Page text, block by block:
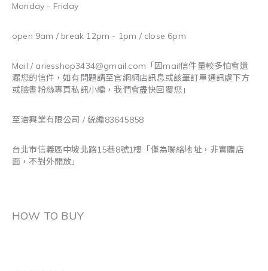
Monday - Friday
open 9am / break 12pm - 1pm / close 6pm
Mail / ariesshop3434@gmail.com 「因mail信件量較多怕會遺
漏您的信件，如有問題請至官網網店訊息或該筆訂單通訊處下方
或臉書粉絲專頁私訊小編，我們會盡快回覆您」
至浩興業有限公司 / 統編83645858
台北市信義區中坡北路15巷8號1樓「僅為聯絡地址，非實體店
面，不對外開放」
HOW TO BUY